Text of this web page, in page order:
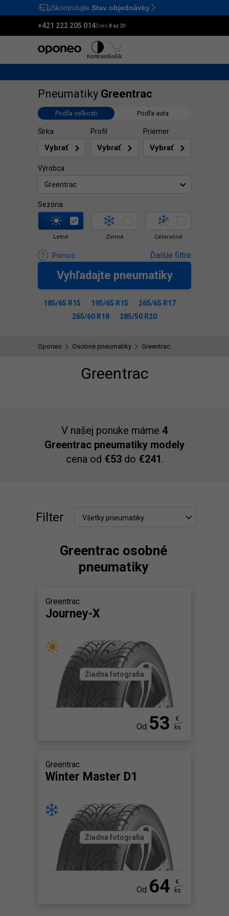
Ctrl M
Skontrolujte Stav objednávky
+421 222 205 014Dnes:8 až 20
KontrastKošík
Pneumatiky Greentrac
Podľa veľkosti Podľa auta
Šírka Profil Priemer
Výrobca
Greentrac
Sezóna
Letné Zimné Celoročné
Pomoc Ďalšie filtre
Vyhľadajte pneumatiky
185/65 R15 195/65 R15
265/65 R17
265/60 R18
285/50 R20
Oponeo Osobné pneumatiky Greentrac
Greentrac
V našej ponuke máme 4
Greentrac pneumatiky modely
cena od €53do €241.
Filter Všetky pneumatiky
Greentrac osobné
pneumatiky
Greentrac
Journey-X
Žiadna fotografia
Od 53
€
ks
Greentrac
Winter Master D1
Žiadna fotografia
Od 64
€
ks